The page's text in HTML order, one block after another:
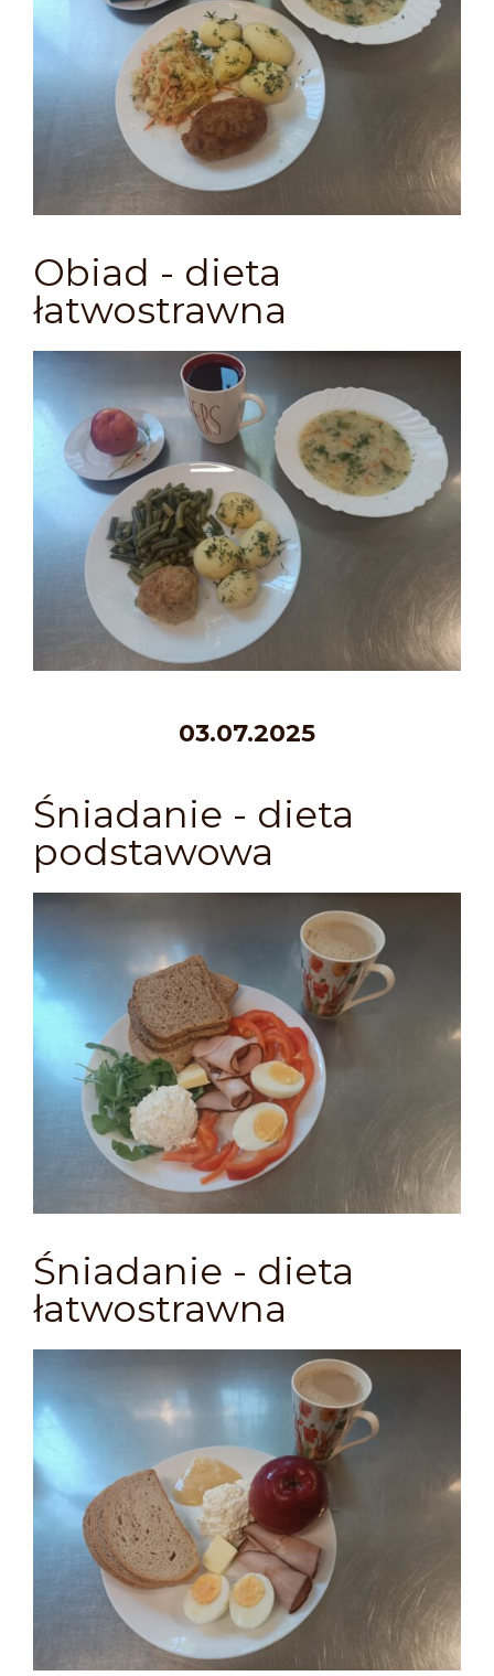
Obiad - dieta
łatwostrawna
03.07.2025
Śniadanie - dieta
podstawowa
Śniadanie - dieta
łatwostrawna